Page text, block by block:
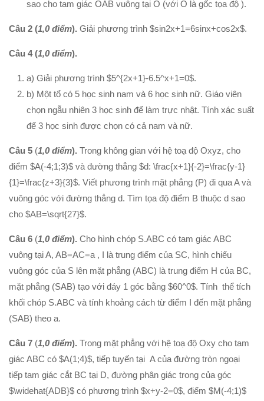
Số phức
Hình học 12
PT mặt phẳng
PT đường thẳng
Videos
Bài học cuộc sống
Đề thi thử thpt quốc gia 2018
Bài tập trắc nghiệm
sao cho tam giác OAB vuông tại O (với O là gốc tọa độ ).
Câu 2 (1,0 điểm). Giải phương trình $sin2x+1=6sinx+cos2x$.
Câu 4 (1,0 điểm).
a) Giải phương trình $5^{2x+1}-6.5^x+1=0$.
b) Một tổ có 5 học sinh nam và 6 học sinh nữ. Giáo viên
chọn ngẫu nhiên 3 học sinh để làm trực nhật. Tính xác suất
để 3 học sinh được chọn có cả nam và nữ.
Câu 5 (1,0 điểm). Trong không gian với hệ toạ độ Oxyz, cho
điểm $A(-4;1;3)$ và đường thẳng $d: \frac{x+1}{-2}=\frac{y-1}
{1}=\frac{z+3}{3}$. Viết phương trình mặt phẳng (P) đi qua A và
vuông góc với đường thẳng d. Tìm tọa độ điểm B thuộc d sao
cho $AB=\sqrt{27}$.
Câu 6 (1,0 điểm). Cho hình chóp S.ABC có tam giác ABC
vuông tại A, AB=AC=a , I là trung điểm của SC, hình chiếu
vuông góc của S lên mặt phẳng (ABC) là trung điểm H của BC,
mặt phẳng (SAB) tạo với đáy 1 góc bằng $60^0$. Tính thể tích
khối chóp S.ABC và tính khoảng cách từ điểm I đến mặt phẳng
(SAB) theo a.
Câu 7 (1,0 điểm). Trong mặt phẳng với hệ toạ độ Oxy cho tam
giác ABC có $A(1;4)$, tiếp tuyến tại A của đường tròn ngoại
tiếp tam giác cắt BC tại D, đường phân giác trong của góc
$\widehat{ADB}$ có phương trình $x+y-2=0$, điểm $M(-4;1)$